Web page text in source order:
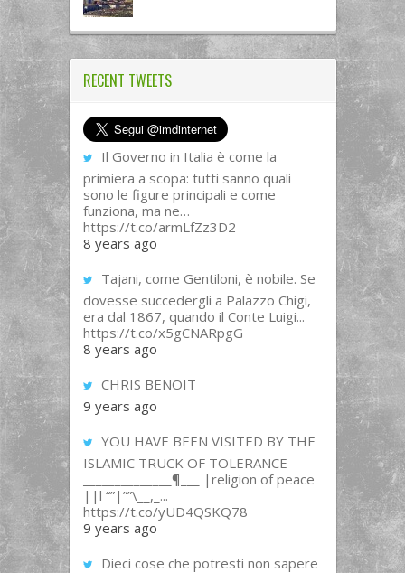
RECENT TWEETS
Il Governo in Italia è come la
primiera a scopa: tutti sanno quali
sono le figure principali e come
funziona, ma ne…
https://t.co/armLfZz3D2
8 years ago
Tajani, come Gentiloni, è nobile. Se
dovesse succedergli a Palazzo Chigi,
era dal 1867, quando il Conte Luigi...
https://t.co/x5gCNARpgG
8 years ago
CHRIS BENOIT
9 years ago
YOU HAVE BEEN VISITED BY THE
ISLAMIC TRUCK OF TOLERANCE
______________¶___ |religion of peace
||l “”|””\__,_...
https://t.co/yUD4QSKQ78
9 years ago
Dieci cose che potresti non sapere